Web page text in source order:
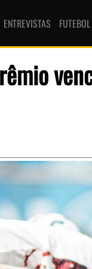
ENTREVISTAS